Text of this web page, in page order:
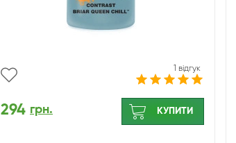
1 відгук
294 грн. КУПИТИ